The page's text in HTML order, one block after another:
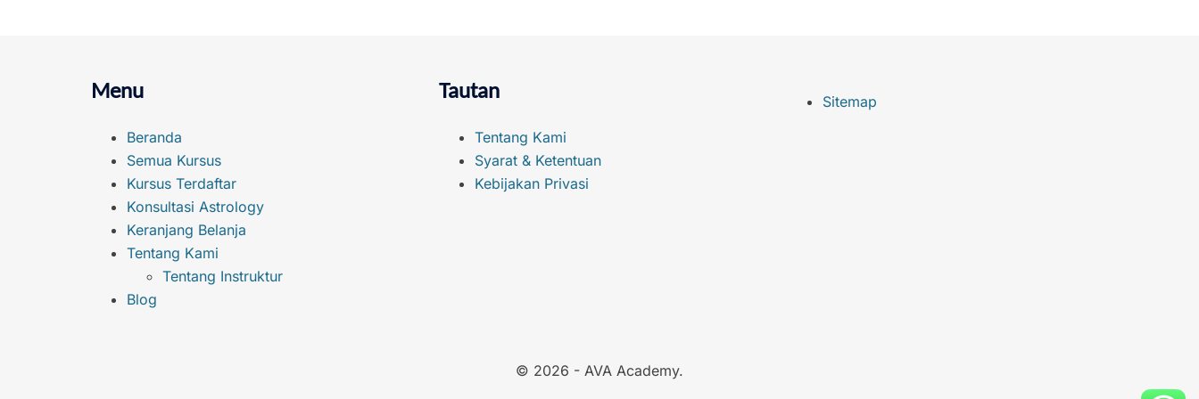
Menu
Beranda
Semua Kursus
Kursus Terdaftar
Konsultasi Astrology
Keranjang Belanja
Tentang Kami
Tentang Instruktur
Blog
Tautan
Tentang Kami
Syarat & Ketentuan
Kebijakan Privasi
Sitemap
© 2026 - AVA Academy.